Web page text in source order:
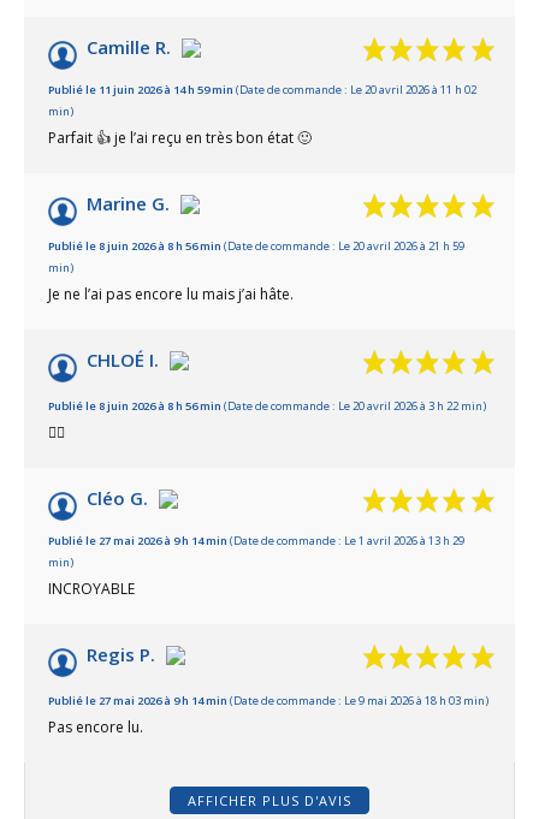
Camille R.
Publié le 11 juin 2026 à 14 h 59 min (Date de commande : Le 20 avril 2026 à 11 h 02
min)
Parfait 👍 je l’ai reçu en très bon état 🙂
Marine G.
Publié le 8 juin 2026 à 8 h 56 min (Date de commande : Le 20 avril 2026 à 21 h 59
min)
Je ne l’ai pas encore lu mais j’ai hâte.
CHLOÉ I.
Publié le 8 juin 2026 à 8 h 56 min (Date de commande : Le 20 avril 2026 à 3 h 22 min)
👌🏻
Cléo G.
Publié le 27 mai 2026 à 9 h 14 min (Date de commande : Le 1 avril 2026 à 13 h 29
min)
INCROYABLE
Regis P.
Publié le 27 mai 2026 à 9 h 14 min (Date de commande : Le 9 mai 2026 à 18 h 03 min)
Pas encore lu.
AFFICHER PLUS D'AVIS